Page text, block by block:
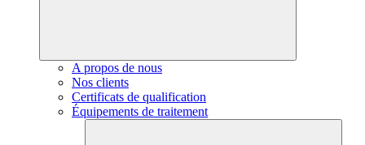
A propos de nous
Nos clients
Certificats de qualification
Équipements de traitement